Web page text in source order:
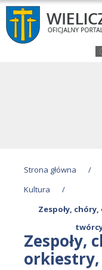
do
do
do
do
Strona główna /
Kultura
/
Zespoły,
Zespoły,